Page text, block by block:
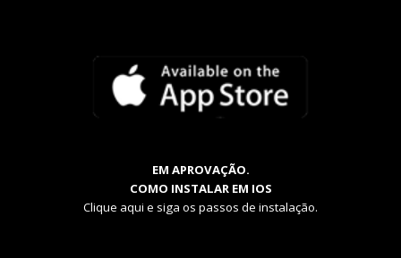
EM APROVAÇÃO.
COMO INSTALAR EM IOS
Clique aqui e siga os passos de instalação.